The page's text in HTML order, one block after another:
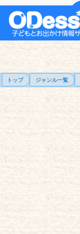
トップ ジャンル一覧